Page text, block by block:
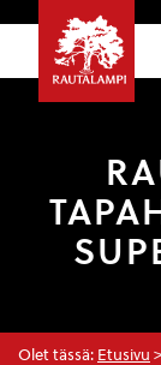
Olet tässä: Etusivu >